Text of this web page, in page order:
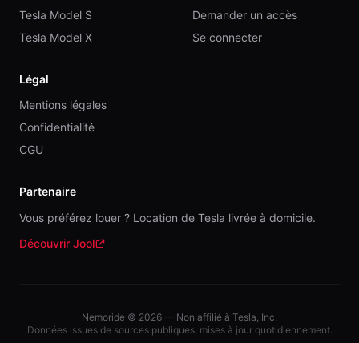
Tesla Model S
Tesla Model X
Demander un accès
Se connecter
Légal
Mentions légales
Confidentialité
CGU
Partenaire
Vous préférez louer ? Location de Tesla livrée à domicile.
Découvrir Jool
(nouvelle fenêtre)
Nemoride © 2026 — Non affilié à Tesla, Inc.
Données issues de sources publiques, mises à jour quotidiennement.